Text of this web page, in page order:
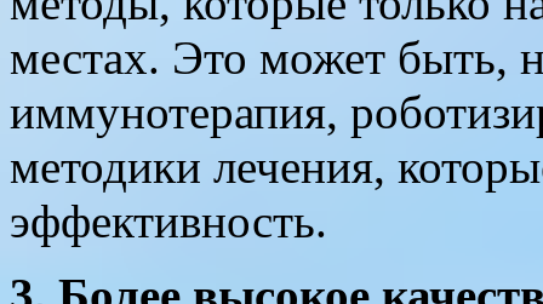
местах. Это может быть,
иммунотерапия,
методики лечения,
эффективность.